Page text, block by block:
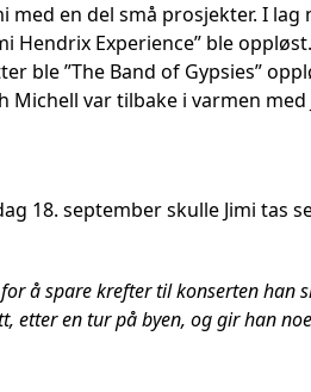
med en del små prosjekter. I
Hendrix Experience” ble
ble ”The Band of Gypsies”
var tilbake i varmen med
18. september skulle Jimi tas
å spare krefter til konserten han
etter en tur på byen, og gir han